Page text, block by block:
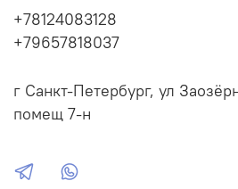
+78124083128
+79657818037
г Санкт-Петербург, ул
помещ 7-н